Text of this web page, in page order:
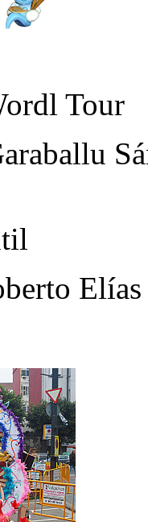
Tour
Elías